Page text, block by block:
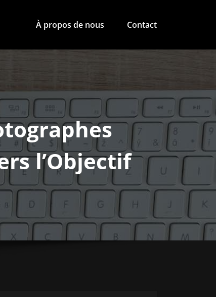
À propos de nous Contact
l’Objectif